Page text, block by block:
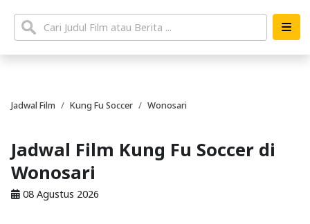
Jadwal Film Kung Fu Soccer Wonosari
Jadwal Film Kung Fu Soccer di
Wonosari
08 Agustus 2026